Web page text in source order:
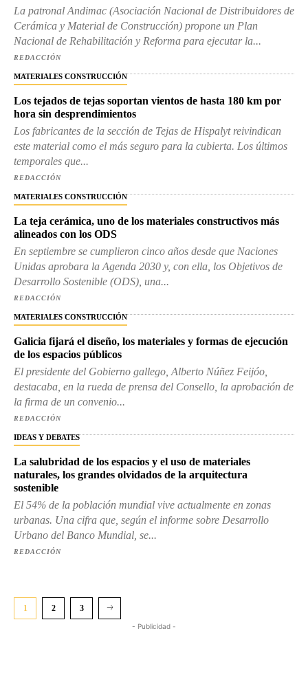
La patronal Andimac (Asociación Nacional de Distribuidores de
Cerámica y Material de Construcción) propone un Plan
Nacional de Rehabilitación y Reforma para ejecutar la...
REDACCIÓN
MATERIALES CONSTRUCCIÓN
Los tejados de tejas soportan vientos de hasta 180 km por
hora sin desprendimientos
Los fabricantes de la sección de Tejas de Hispalyt reivindican
este material como el más seguro para la cubierta. Los últimos
temporales que...
REDACCIÓN
MATERIALES CONSTRUCCIÓN
La teja cerámica, uno de los materiales constructivos más
alineados con los ODS
En septiembre se cumplieron cinco años desde que Naciones
Unidas aprobara la Agenda 2030 y, con ella, los Objetivos de
Desarrollo Sostenible (ODS), una...
REDACCIÓN
MATERIALES CONSTRUCCIÓN
Galicia fijará el diseño, los materiales y formas de ejecución
de los espacios públicos
El presidente del Gobierno gallego, Alberto Núñez Feijóo,
destacaba, en la rueda de prensa del Consello, la aprobación de
la firma de un convenio...
REDACCIÓN
IDEAS Y DEBATES
La salubridad de los espacios y el uso de materiales
naturales, los grandes olvidados de la arquitectura
sostenible
El 54% de la población mundial vive actualmente en zonas
urbanas. Una cifra que, según el informe sobre Desarrollo
Urbano del Banco Mundial, se...
REDACCIÓN
1 2 3
- Publicidad -